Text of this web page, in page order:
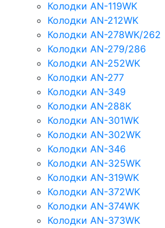
Колодки AN-119WK
Колодки AN-212WK
Колодки AN-278WK/262
Колодки AN-279/286
Колодки AN-252WK
Колодки AN-277
Колодки AN-349
Колодки AN-288K
Колодки AN-301WK
Колодки AN-302WK
Колодки AN-346
Колодки AN-325WK
Колодки AN-319WK
Колодки AN-372WK
Колодки AN-374WK
Колодки AN-373WK